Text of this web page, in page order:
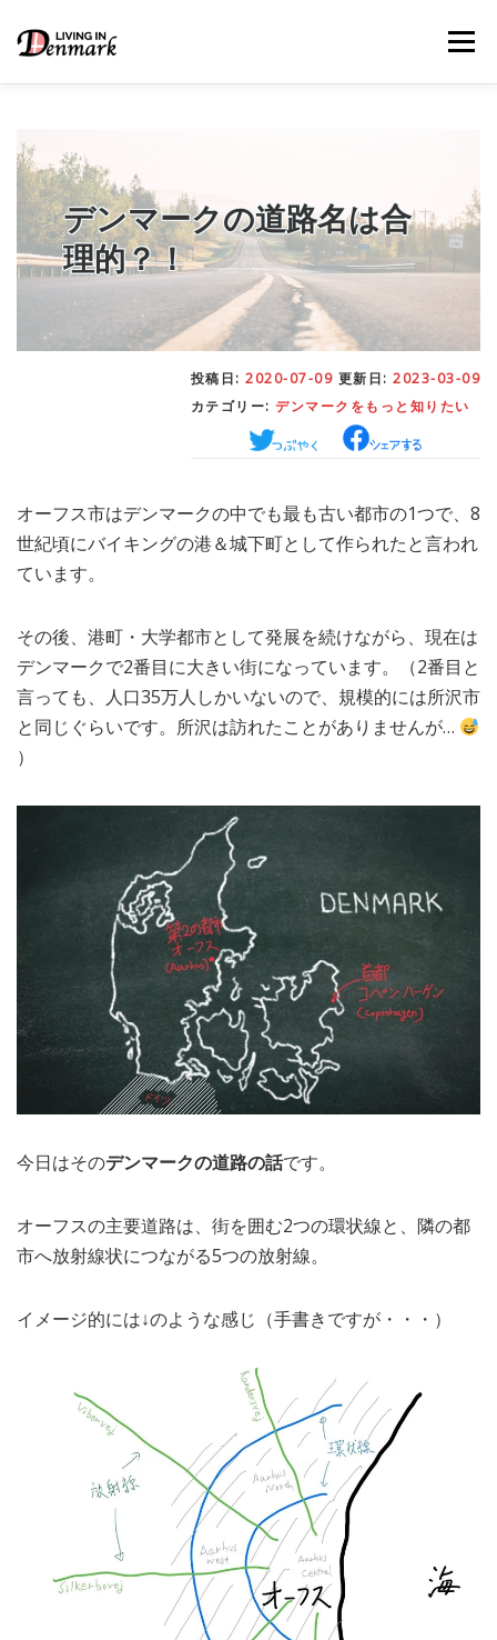
メニュー
LIFE TIPS– 生活便利帳
STUDY – 留学関連情報
WORK– デンマークの働き方
– 日本人の考察
MEDIA– メディア掲載 TRAVEL– 旅行
ABOUT US - サイトについて
デンマークの道路名は合
理的？！
投稿日: 2020-07-09 更新日: 2023-03-09
カテゴリー: デンマークをもっと知りたい
オーフス市はデンマークの中でも最も古い都市の1つで、8
世紀頃にバイキングの港＆城下町として作られたと言われ
ています。
その後、港町・大学都市として発展を続けながら、現在は
デンマークで2番目に大きい街になっています。（2番目と
言っても、人口35万人しかいないので、規模的には所沢市
と同じぐらいです。所沢は訪れたことがありませんが…
）
今日はそのデンマークの道路の話です。
オーフスの主要道路は、街を囲む2つの環状線と、隣の都
市へ放射線状につながる5つの放射線。
イメージ的には↓のような感じ（手書きですが・・・）